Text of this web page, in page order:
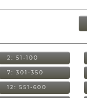
2: 51-100
7: 301-350
12: 551-600